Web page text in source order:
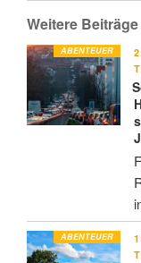
Weitere Beiträge
ABENTEUER
ABENTEUER